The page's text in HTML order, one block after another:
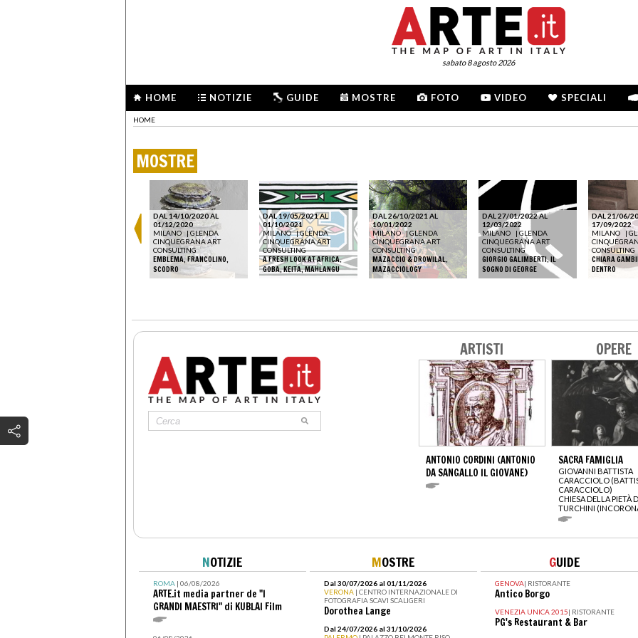
sabato 8 agosto 2026
HOME NOTIZIE GUIDE MOSTRE FOTO VIDEO SPECIALI
HOME
MOSTRE
DAL 14/10/2020 AL
01/12/2020
MILANO
| GLENDA
CINQUEGRANA ART
CONSULTING
EMBLEMA, FRANCOLINO,
SCODRO
DAL 19/05/2021 AL
01/10/2021
MILANO |GLENDA
CINQUEGRANA ART
CONSULTING
A FRESH LOOK AT AFRICA.
GOBA, KEITA, MAHLANGU
DAL 26/10/2021 AL
10/01/2022
MILANO | GLENDA
CINQUEGRANA ART
CONSULTING
MAZACCIO & DROWILAL.
MAZACCIOLOGY
DAL 27/01/2022 AL
12/03/2022
MILANO
| GLENDA
CINQUEGRANA ART
CONSULTING
GIORGIO GALIMBERTI. IL
SOGNO DI GEORGE
DAL 21/06/
17/09/2022
MILANO
|
CONSULTING
CHIARA
DENTRO
ARTISTI
ANTONIO CORDINI (ANTONIO
DA SANGALLO IL GIOVANE)
OPERE
SACRA FAMIGLIA
GIOVANNI BATTISTA
CARACCIOLO
CARACCIOLO)
CHIESA DELLA PIETÀ
TURCHINI
NOTIZIE
ROMA| 06/08/2026
ARTE.it media partner de "I
GRANDI MAESTRI" di KUBLAI Film
MOSTRE
Dal 30/07/2026 al 01/11/2026
VERONA | CENTRO INTERNAZIONALE DI
FOTOGRAFIA SCAVI SCALIGERI
Dorothea Lange
Dal 24/07/2026 al 31/10/2026
GUIDE
GENOVA| RISTORANTE
Antico Borgo
VENEZIA UNICA 2015| RISTORANTE
PG's Restaurant & Bar